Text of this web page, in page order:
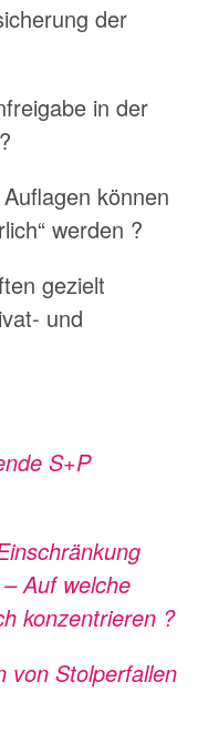
der
in der
können
werden ?
gezielt
und
S+P
Auf welche
konzentrieren ?
von Stolperfallen